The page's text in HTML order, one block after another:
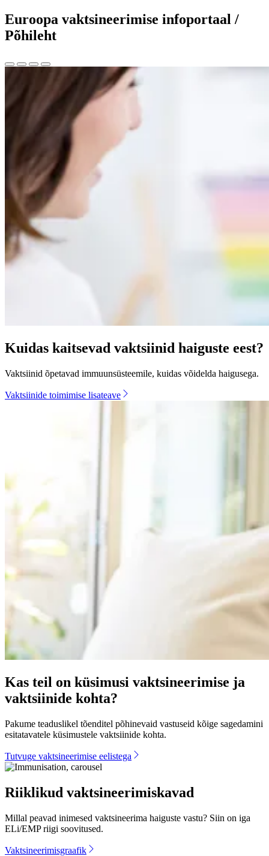
Euroopa vaktsineerimise infoportaal /
Põhileht
Kuidas kaitsevad vaktsiinid haiguste eest?
Vaktsiinid õpetavad immuunsüsteemile, kuidas võidelda haigusega.
Vaktsiinide toimimise lisateave
Kas teil on küsimusi vaktsineerimise ja
vaktsiinide kohta?
Pakume teaduslikel tõenditel põhinevaid vastuseid kõige sagedamini
esitatavatele küsimustele vaktsiinide kohta.
Tutvuge vaktsineerimise eelistega
Riiklikud vaktsineerimiskavad
Millal peavad inimesed vaktsineerima haiguste vastu? Siin on iga
ELi/EMP riigi soovitused.
Vaktsineerimisgraafik